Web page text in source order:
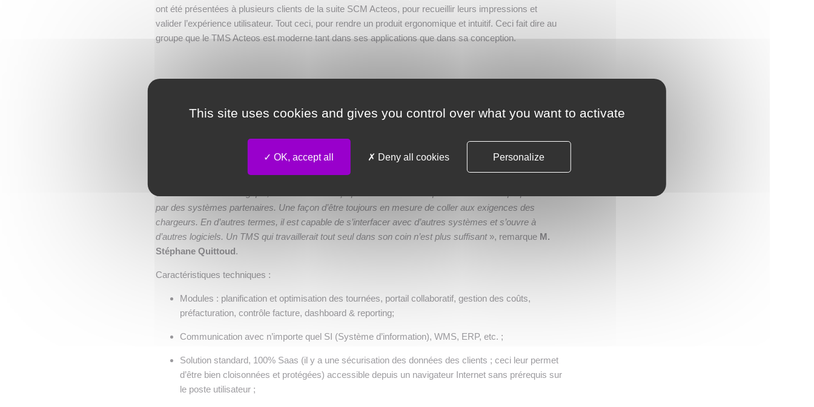
ont été présentées à plusieurs clients de la suite SCM Acteos, pour recueillir leurs impressions et
valider l’expérience utilisateur. Tout ceci, pour rendre un produit ergonomique et intuitif. Ceci fait dire au
groupe que le TMS Acteos est moderne tant dans ses applications que dans sa conception.
D’un point de vue fonctionnel, à la sortie de ce TMS nous serons parmi les rares éditeurs à proposer
prévision, permettant de précalculer des plannings de transport. Nous sommes devant une solution
dont le moteur s’enrichit continuellement de l’ensemble des acquis de la suite Acteos. Autre élément de
par des systèmes partenaires. Une façon d’être toujours en mesure de coller aux exigences des
chargeurs. En d’autres termes, il est capable de s’interfacer avec d’autres systèmes et s’ouvre à
d’autres logiciels. Un TMS qui travaillerait tout seul dans son coin n’est plus suffisant», remarque M.
Stéphane Quittoud.
Caractéristiques techniques :
Modules : planification et optimisation des tournées, portail collaboratif, gestion des coûts,
préfacturation, contrôle facture, dashboard & reporting;
Communication avec n’importe quel SI (Système d’information), WMS, ERP, etc. ;
Solution standard, 100% Saas (il y a une sécurisation des données des clients ; ceci leur permet
d’être bien cloisonnées et protégées) accessible depuis un navigateur Internet sans prérequis sur
le poste utilisateur ;
This site uses cookies and gives you control over what you want to activate
OK, accept all Deny all cookies Personalize